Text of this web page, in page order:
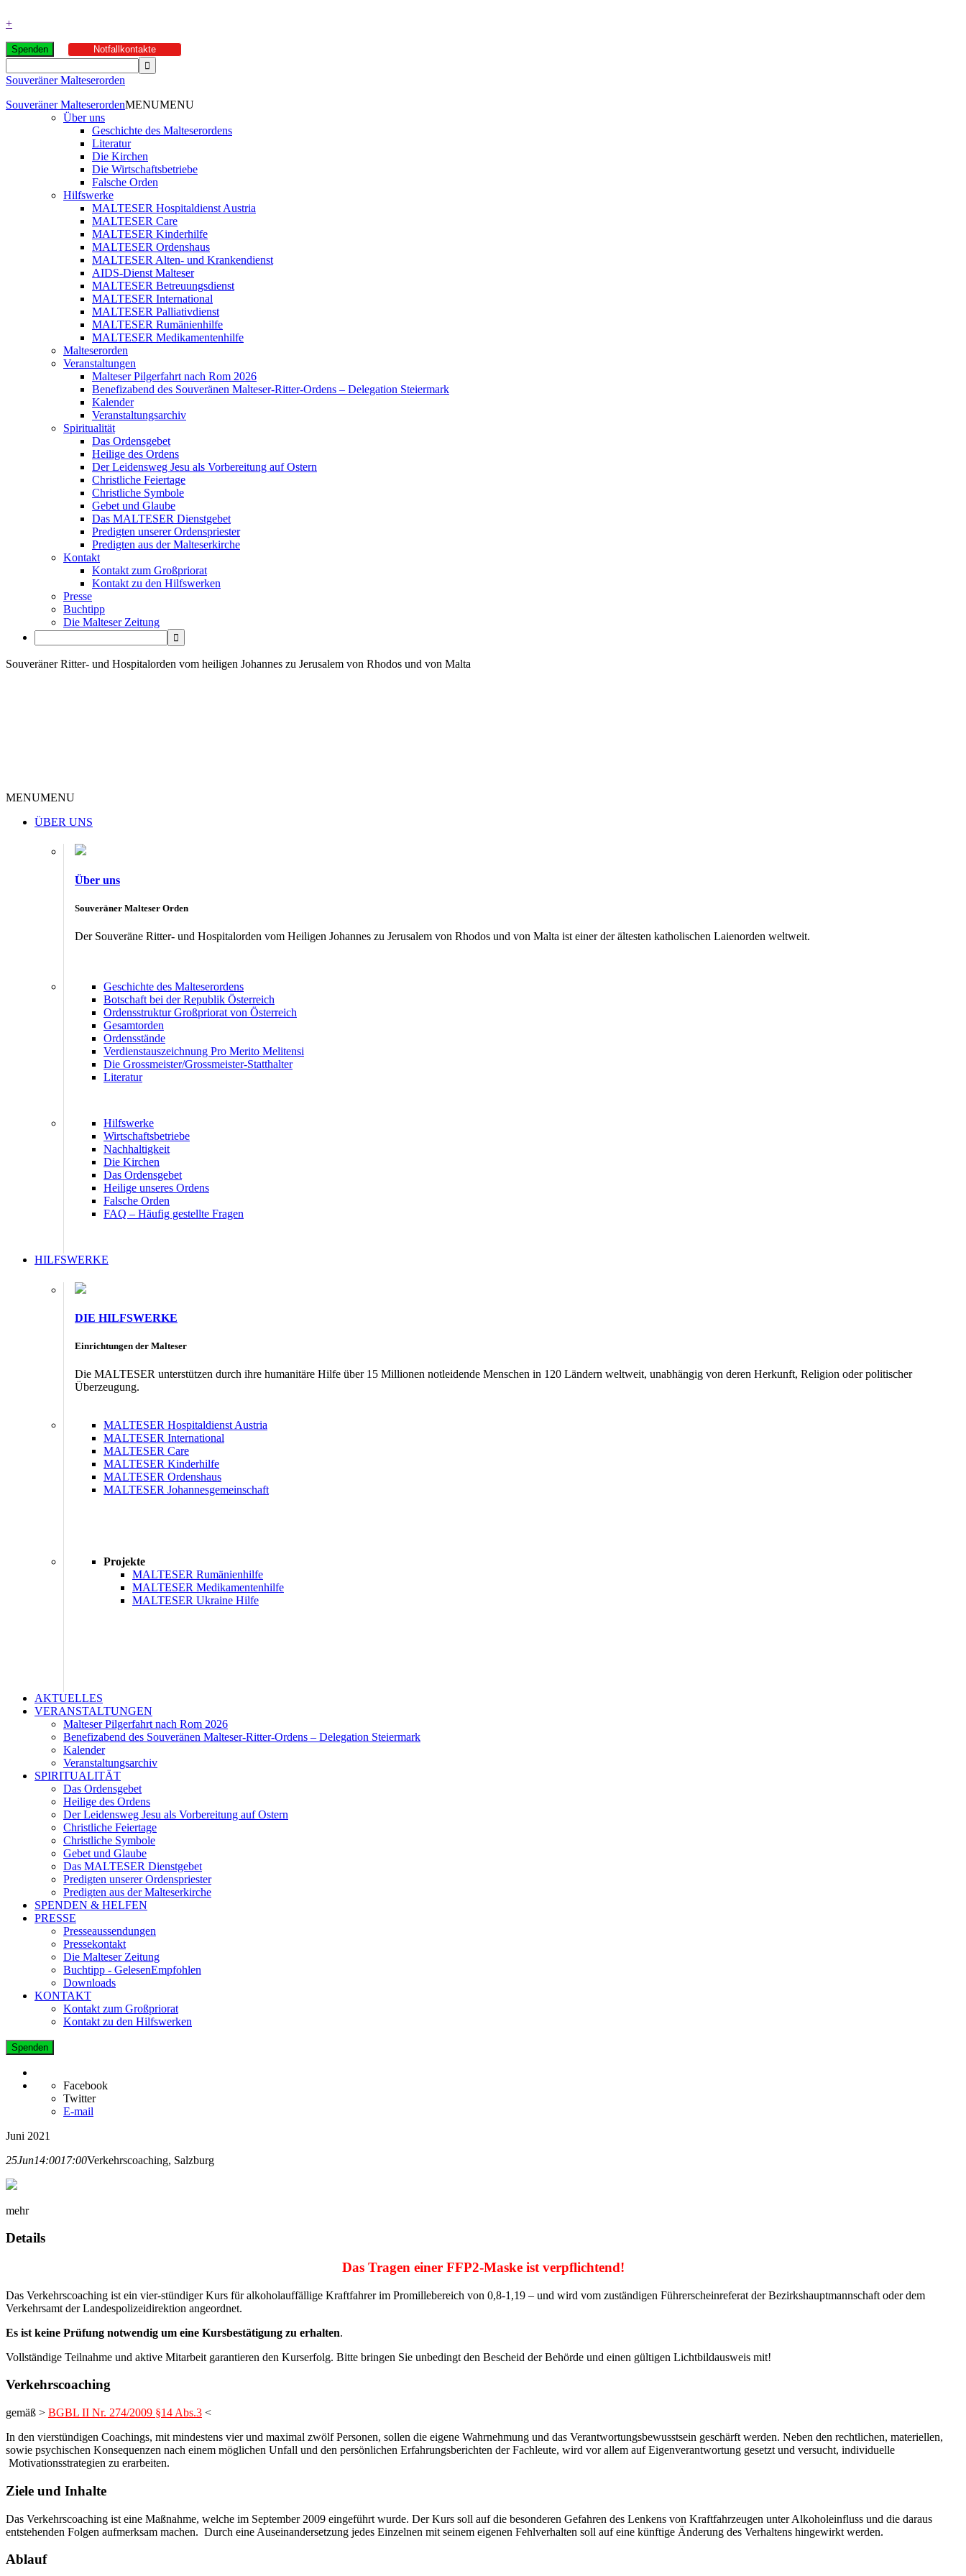
+
Spenden Notfallkontakte
Souveräner Malteserorden
Souveräner MalteserordenMENUMENU
Über uns
Geschichte des Malteserordens
Literatur
Die Kirchen
Die Wirtschaftsbetriebe
Falsche Orden
Hilfswerke
MALTESER Hospitaldienst Austria
MALTESER Care
MALTESER Kinderhilfe
MALTESER Ordenshaus
MALTESER Alten- und Krankendienst
AIDS-Dienst Malteser
MALTESER Betreuungsdienst
MALTESER International
MALTESER Palliativdienst
MALTESER Rumänienhilfe
MALTESER Medikamentenhilfe
Malteserorden
Veranstaltungen
Malteser Pilgerfahrt nach Rom 2026
Benefizabend des Souveränen Malteser-Ritter-Ordens – Delegation Steiermark
Kalender
Veranstaltungsarchiv
Spiritualität
Das Ordensgebet
Heilige des Ordens
Der Leidensweg Jesu als Vorbereitung auf Ostern
Christliche Feiertage
Christliche Symbole
Gebet und Glaube
Das MALTESER Dienstgebet
Predigten unserer Ordenspriester
Predigten aus der Malteserkirche
Kontakt
Kontakt zum Großpriorat
Kontakt zu den Hilfswerken
Presse
Buchtipp
Die Malteser Zeitung
Souveräner Ritter- und Hospitalorden vom heiligen Johannes zu Jerusalem von Rhodos und von Malta
MENUMENU
ÜBER UNS
Über uns
Souveräner Malteser Orden
Der Souveräne Ritter- und Hospitalorden vom Heiligen Johannes zu Jerusalem von Rhodos und von Malta ist einer der ältesten katholischen Laienorden weltweit.
Geschichte des Malteserordens
Botschaft bei der Republik Österreich
Ordensstruktur Großpriorat von Österreich
Gesamtorden
Ordensstände
Verdienstauszeichnung Pro Merito Melitensi
Die Grossmeister/Grossmeister-Statthalter
Literatur
Hilfswerke
Wirtschaftsbetriebe
Nachhaltigkeit
Die Kirchen
Das Ordensgebet
Heilige unseres Ordens
Falsche Orden
FAQ – Häufig gestellte Fragen
HILFSWERKE
DIE HILFSWERKE
Einrichtungen der Malteser
Die MALTESER unterstützen durch ihre humanitäre Hilfe über 15 Millionen notleidende Menschen in 120 Ländern weltweit, unabhängig von deren Herkunft, Religion oder politischer
Überzeugung.
MALTESER Hospitaldienst Austria
MALTESER International
MALTESER Care
MALTESER Kinderhilfe
MALTESER Ordenshaus
MALTESER Johannesgemeinschaft
Projekte
MALTESER Rumänienhilfe
MALTESER Medikamentenhilfe
MALTESER Ukraine Hilfe
AKTUELLES
VERANSTALTUNGEN
Malteser Pilgerfahrt nach Rom 2026
Benefizabend des Souveränen Malteser-Ritter-Ordens – Delegation Steiermark
Kalender
Veranstaltungsarchiv
SPIRITUALITÄT
Das Ordensgebet
Heilige des Ordens
Der Leidensweg Jesu als Vorbereitung auf Ostern
Christliche Feiertage
Christliche Symbole
Gebet und Glaube
Das MALTESER Dienstgebet
Predigten unserer Ordenspriester
Predigten aus der Malteserkirche
SPENDEN & HELFEN
PRESSE
Presseaussendungen
Pressekontakt
Die Malteser Zeitung
Buchtipp - GelesenEmpfohlen
Downloads
KONTAKT
Kontakt zum Großpriorat
Kontakt zu den Hilfswerken
Spenden
Facebook
Twitter
E-mail
Juni 2021
25Jun14:0017:00Verkehrscoaching, Salzburg
mehr
Details
Das Tragen einer FFP2-Maske ist verpflichtend!
Das Verkehrscoaching ist ein vier-stündiger Kurs für alkoholauffällige Kraftfahrer im Promillebereich von 0,8-1,19 – und wird vom zuständigen Führerscheinreferat der Bezirkshauptmannschaft oder dem
Verkehrsamt der Landespolizeidirektion angeordnet.
Es ist keine Prüfung notwendig um eine Kursbestätigung zu erhalten.
Vollständige Teilnahme und aktive Mitarbeit garantieren den Kurserfolg. Bitte bringen Sie unbedingt den Bescheid der Behörde und einen gültigen Lichtbildausweis mit!
Verkehrscoaching
gemäß > BGBL II Nr. 274/2009 §14 Abs.3 <
In den vierstündigen Coachings, mit mindestens vier und maximal zwölf Personen, sollen die eigene Wahrnehmung und das Verantwortungsbewusstsein geschärft werden. Neben den rechtlichen, materiellen,
sowie psychischen Konsequenzen nach einem möglichen Unfall und den persönlichen Erfahrungsberichten der Fachleute, wird vor allem auf Eigenverantwortung gesetzt und versucht, individuelle
Motivationsstrategien zu erarbeiten.
Ziele und Inhalte
Das Verkehrscoaching ist eine Maßnahme, welche im September 2009 eingeführt wurde. Der Kurs soll auf die besonderen Gefahren des Lenkens von Kraftfahrzeugen unter Alkoholeinfluss und die daraus
entstehenden Folgen aufmerksam machen. Durch eine Auseinandersetzung jedes Einzelnen mit seinem eigenen Fehlverhalten soll auf eine künftige Änderung des Verhaltens hingewirkt werden.
Ablauf